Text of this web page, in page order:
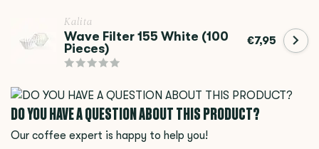
Kalita
Wave Filter 155 White (100
Pieces)
€7,95
DO YOU HAVE A QUESTION ABOUT THIS PRODUCT?
Our coffee expert is happy to help you!